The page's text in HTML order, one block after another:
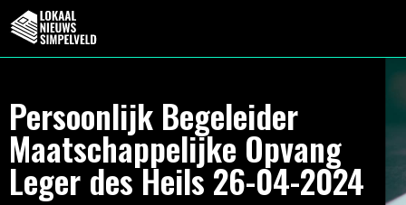
Persoonlijk Begeleider
Maatschappelijke Opvang
Leger des Heils 26-04-2024